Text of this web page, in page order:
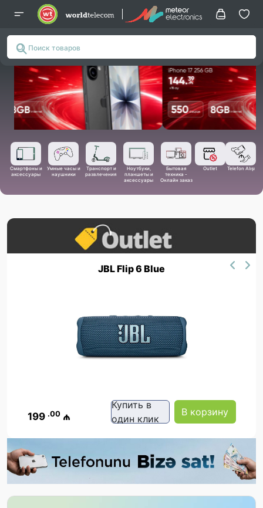
Смартфоны и
аксессуары
Умные часы и
наушники
Транспорт и
развлечения
Ноутбуки,
планшеты и
аксессуары
Бытовая
техника -
Онлайн заказ
Outlet Telefon Alışı
JBL Flip 6 Blue
199 .00 ₼
Купить в
один клик
В корзину